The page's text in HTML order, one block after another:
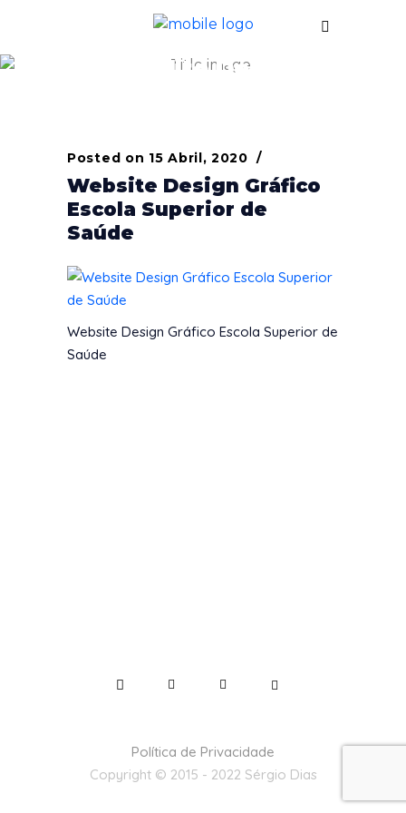
Website Design
Posted on 15 Abril, 2020
Website Design Gráfico
Escola Superior de
Saúde
Website Design Gráfico Escola Superior de
Saúde
Política de Privacidade
Copyright © 2015 - 2022 Sérgio Dias